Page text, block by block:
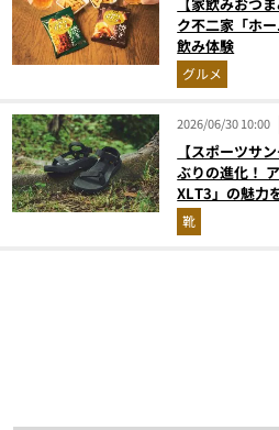
ク不二家「ホ
飲み体験
グルメ
2026/06/30 10:00
【スポーツサ
ぶりの進化！
XLT3」の魅力
解説！
靴